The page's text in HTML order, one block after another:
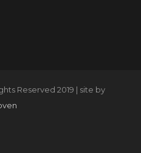
Reserved 2019 | site by